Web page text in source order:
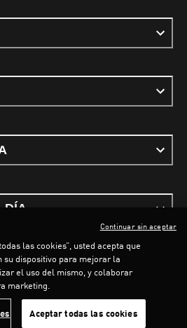
LOADING...
DÍA
de Privacidad
reservados
las cookies”, usted acepta que
su dispositivo para mejorar la
el uso del mismo, y colaborar
marketing.
Aceptar todas las cookies
Continuar sin aceptar